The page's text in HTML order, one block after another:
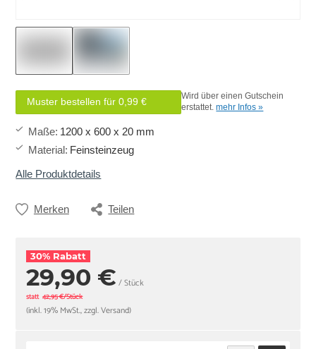
Muster bestellen für 0,99 €
Wird über einen Gutschein
erstattet.mehr Infos »
Maße: 1200 x 600 x 20 mm
Material: Feinsteinzeug
Alle Produktdetails
Merken Teilen
30% Rabatt
29,90 € / Stück
statt 42,95 €/Stück
(inkl. 19% MwSt., zzgl. Versand)